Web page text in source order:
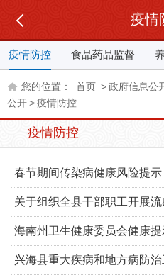
疫情
疫情防控 食品药品监督
您的位置： 首页 >政府信息公
公开>疫情防控
疫情防控
春节期间传染病健康风险提示
关于组织全县干部职工开展
通知
海南州卫生健康委员会健康
期）
兴海县重大疾病和地方病防